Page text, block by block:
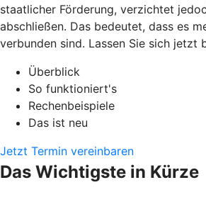
staatlicher Förderung, verzichtet
abschließen. Das bedeutet, dass es
verbunden sind. Lassen Sie sich jetzt
Überblick
So funktioniert's
Rechenbeispiele
Das ist neu
Jetzt Termin vereinbaren
Das Wichtigste in Kürze